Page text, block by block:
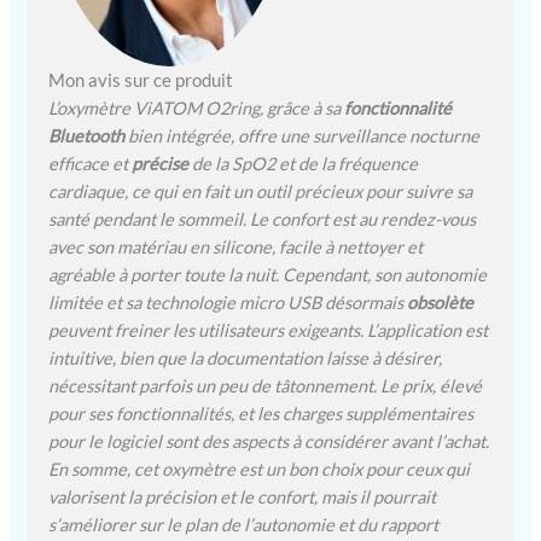
réglé via l'application, avec
de luminosité au choix.
【Rapports
téléchargeables】 Notre
oxymètre de sommeil
Bluetooth synchronise
automatiquement les
mesures avec l'application
"O2 Insight Pro" sur PC.
Les rapports peuvent être
téléchargés et imprimés
sur PC 【Design innovant
de l'anneau pour doigt】 La
conception de l'anneau
permet au bout du doigt de
rester complètement sans
pression. Le silicone
antidérapant intégré
protège les doigts. En 2022,
Mon avis sur ce produit
L’oxymètre ViATOM O2ring, grâce à safonctionnalité
Bluetoothbien intégrée, offre une surveillance nocturne
efficace etprécisede la SpO2 et de la fréquence
cardiaque, ce qui en fait un outil précieux pour suivre sa
santé pendant le sommeil. Le confort est au rendez-vous
avec son matériau en silicone, facile à nettoyer et
agréable à porter toute la nuit. Cependant, son autonomie
limitée et sa technologie micro USB désormaisobsolète
peuvent freiner les utilisateurs exigeants. L’application est
intuitive, bien que la documentation laisse à désirer,
nécessitant parfois un peu de tâtonnement. Le prix, élevé
pour ses fonctionnalités, et les charges supplémentaires
pour le logiciel sont des aspects à considérer avant l’achat.
En somme, cet oxymètre est un bon choix pour ceux qui
valorisent la précision et le confort, mais il pourrait
s’améliorer sur le plan de l’autonomie et du rapport